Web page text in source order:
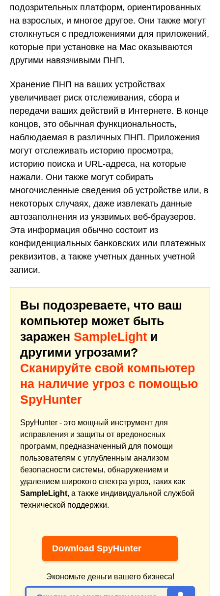
подозрительных платформ, ориентированных
на взрослых, и многое другое. Они также могут
столкнуться с предложениями для приложений,
которые при установке на Mac оказываются
другими навязчивыми ПНП.
Хранение ПНП на ваших устройствах
увеличивает риск отслеживания, сбора и
передачи ваших действий в Интернете. В конце
концов, это обычная функциональность,
наблюдаемая в различных ПНП. Приложения
могут отслеживать историю просмотра,
историю поиска и URL-адреса, на которые
нажали. Они также могут собирать
многочисленные сведения об устройстве или, в
некоторых случаях, даже извлекать данные
автозаполнения из уязвимых веб-браузеров.
Эта информация обычно состоит из
конфиденциальных банковских или платежных
реквизитов, а также учетных данных учетной
записи.
Вы подозреваете, что ваш
компьютер может быть
заражен SampleLight и
другими угрозами?
Сканируйте свой компьютер
на наличие угроз с помощью
SpyHunter
SpyHunter - это мощный инструмент для
исправления и защиты от вредоносных
программ, предназначенный для помощи
пользователям с углубленным анализом
безопасности системы, обнаружением и
удалением широкого спектра угроз, таких как
SampleLight, а также индивидуальной службой
технической поддержки.
Download SpyHunter
Экономьте деньги вашего бизнеса!